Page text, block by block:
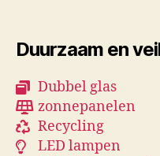
Duurzaam en
Dubbel glas
zonnepanelen
Recycling
LED lampen